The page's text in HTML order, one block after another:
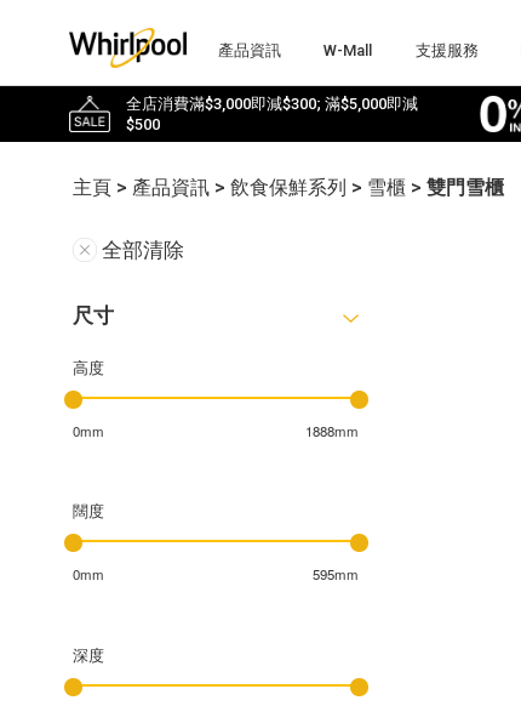
產品資訊 W-Mall 支援服務
全店消費滿$3,000即減$300; 滿$5,000即減
$500
主頁 > 產品資訊 >飲食保鮮系列 > 雪櫃 >雙門雪櫃
全部清除
尺寸
高度
0mm 1888mm
闊度
0mm 595mm
深度